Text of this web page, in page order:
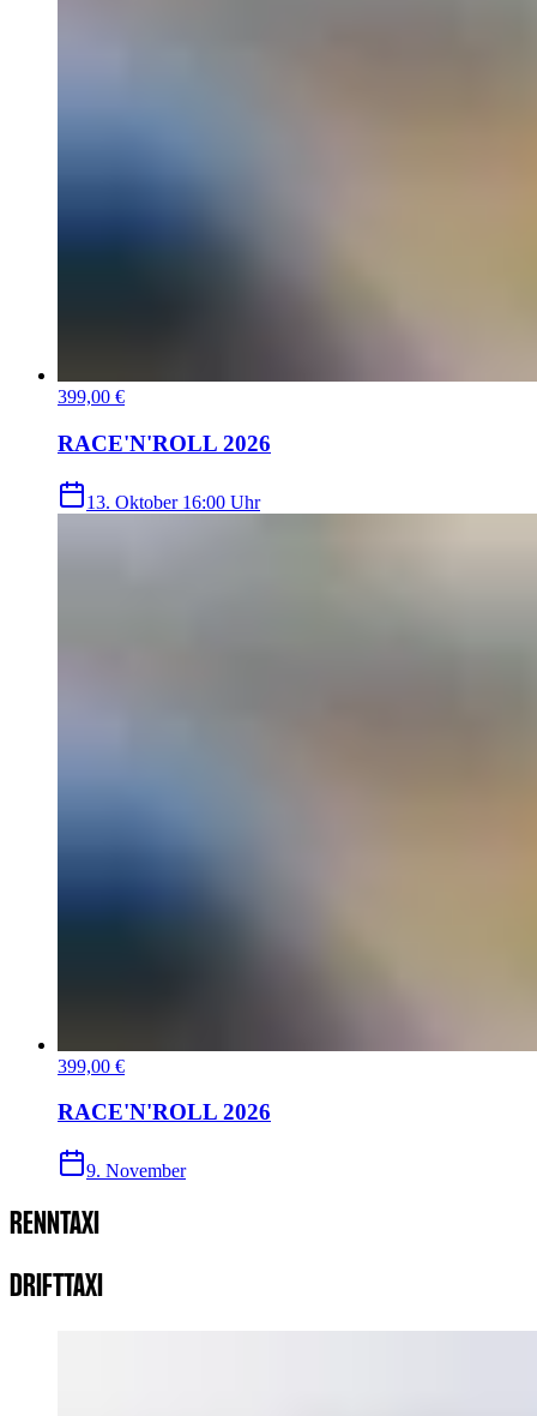
399,00 €
RACE'N'ROLL 2026
13. Oktober 16:00 Uhr
399,00 €
RACE'N'ROLL 2026
9. November
RENNTAXI
DRIFTTAXI